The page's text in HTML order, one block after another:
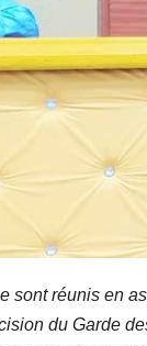
sont réunis en
du Garde